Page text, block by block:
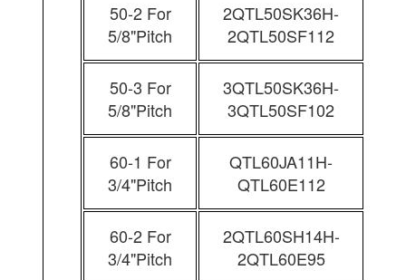
50-2 For
5/8"Pitch
2QTL50SK36H-
2QTL50SF112
50-3 For
5/8"Pitch
3QTL50SK36H-
3QTL50SF102
60-1 For
3/4"Pitch
QTL60JA11H-
QTL60E112
60-2 For
3/4"Pitch
2QTL60SH14H-
2QTL60E95